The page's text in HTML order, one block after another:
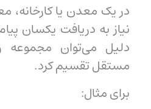
در یک معدن یا کارخانه،
نیاز به دریافت یکسان
دلیل می‌توان مجموعه
مستقل تقسیم کرد.
برای مثال: